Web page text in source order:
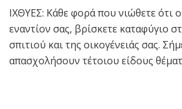
ΙΧΘΥΕΣ: Κάθε φορά που νιώθετε ότι
εναντίον σας, βρίσκετε καταφύγιο
σπιτιού και της οικογένειάς σας.
απασχολήσουν τέτοιου είδους